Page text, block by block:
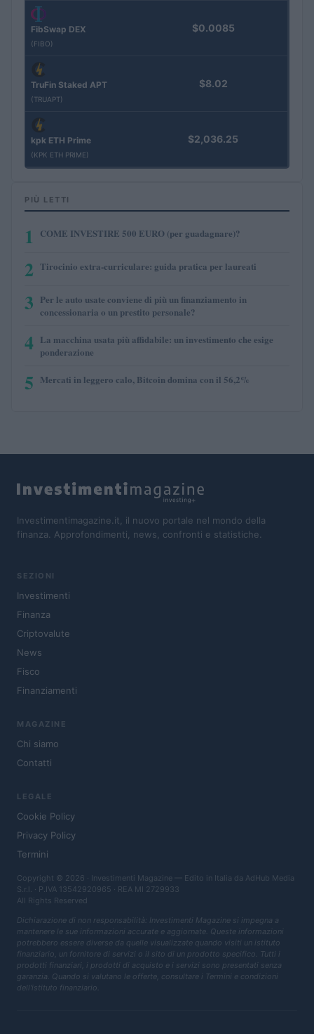
FibSwap DEX
(FIBO)
$0.0085
TruFin Staked APT
(TRUAPT)
$8.02
kpk ETH Prime
(KPK ETH PRIME)
$2,036.25
PIÙ LETTI
1 COME INVESTIRE 500 EURO (per guadagnare)?
2 Tirocinio extra-curriculare: guida pratica per laureati
3 Per le auto usate conviene di più un finanziamento in
concessionaria o un prestito personale?
4 La macchina usata più affidabile: un investimento che esige
ponderazione
5 Mercati in leggero calo, Bitcoin domina con il 56,2%
Investimentimagazine.it, il nuovo portale nel mondo della
finanza. Approfondimenti, news, confronti e statistiche.
SEZIONI
Investimenti
Finanza
Criptovalute
News
Fisco
Finanziamenti
MAGAZINE
Chi siamo
Contatti
LEGALE
Cookie Policy
Privacy Policy
Termini
Copyright © 2026 · Investimenti Magazine — Edito in Italia da AdHub Media
S.r.l. · P.IVA 13542920965 · REA MI 2729933
All Rights Reserved
Dichiarazione di non responsabilità: Investimenti Magazine si impegna a
mantenere le sue informazioni accurate e aggiornate. Queste informazioni
potrebbero essere diverse da quelle visualizzate quando visiti un istituto
finanziario, un fornitore di servizi o il sito di un prodotto specifico. Tutti i
prodotti finanziari, i prodotti di acquisto e i servizi sono presentati senza
garanzia. Quando si valutano le offerte, consultare i Termini e condizioni
dell'istituto finanziario.